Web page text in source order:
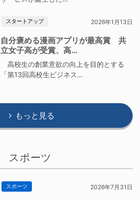
スタートアップ 2026年1月13日
自分褒める漫画アプリが最高賞 共
立女子高が受賞、高…
高校生の創業意欲の向上を目的とする
「第13回高校生ビジネス…
もっと見る
スポーツ
スポーツ 2026年7月31日